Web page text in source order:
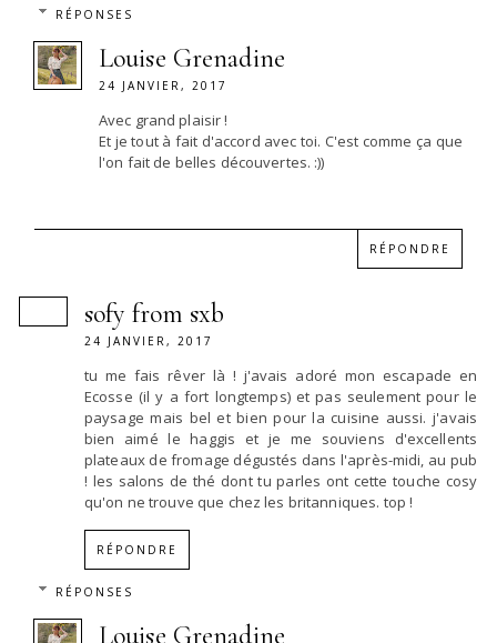
RÉPONSES
Louise Grenadine
24 JANVIER, 2017
Avec grand plaisir !
Et je tout à fait d'accord avec toi. C'est comme ça que
l'on fait de belles découvertes. :))
RÉPONDRE
sofy from sxb
24 JANVIER, 2017
tu me fais rêver là ! j'avais adoré mon escapade en
Ecosse (il y a fort longtemps) et pas seulement pour le
paysage mais bel et bien pour la cuisine aussi. j'avais
bien aimé le haggis et je me souviens d'excellents
plateaux de fromage dégustés dans l'après-midi, au pub
! les salons de thé dont tu parles ont cette touche cosy
qu'on ne trouve que chez les britanniques. top !
RÉPONDRE
RÉPONSES
Louise Grenadine